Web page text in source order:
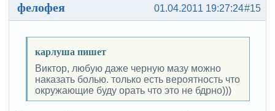
#15
01.04.2011 19:27:24
фелофея
карлуша пишет
Виктор, любую даже черную мазу можно
наказать болью. только есть вероятность что
окружающие буду орать что это не бдрно)))